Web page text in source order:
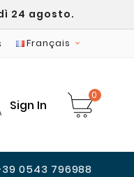
24 agosto.
Français 
Sign In
0
0543 796988